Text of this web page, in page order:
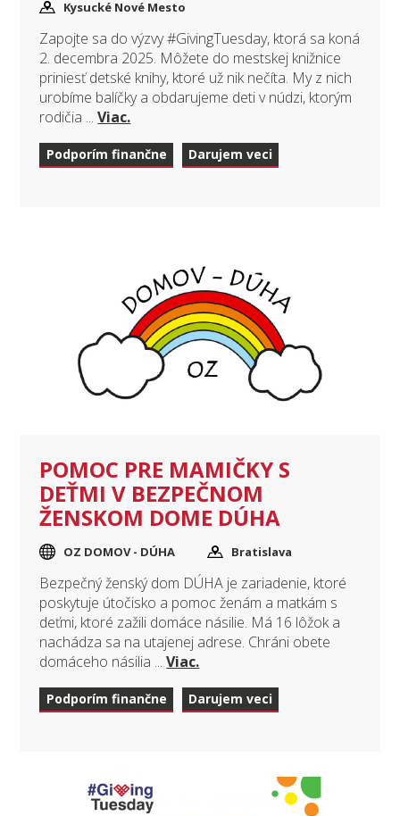
Kysucké Nové Mesto
Zapojte sa do výzvy #GivingTuesday, ktorá sa koná
2. decembra 2025. Môžete do mestskej knižnice
priniesť detské knihy, ktoré už nik nečíta. My z nich
urobíme balíčky a obdarujeme deti v núdzi, ktorým
rodičia ...Viac.
Podporím finančne Darujem veci
POMOC PRE MAMIČKY S
DEŤMI V BEZPEČNOM
ŽENSKOM DOME DÚHA
OZ DOMOV - DÚHA Bratislava
Bezpečný ženský dom DÚHA je zariadenie, ktoré
poskytuje útočisko a pomoc ženám a matkám s
deťmi, ktoré zažili domáce násilie. Má 16 lôžok a
nachádza sa na utajenej adrese. Chráni obete
domáceho násilia ...Viac.
Podporím finančne Darujem veci